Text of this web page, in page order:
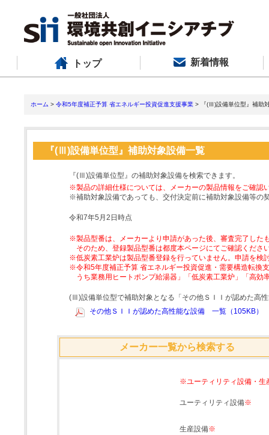
トップ 新着情報
ホーム > 令和5年度補正予算 省エネルギー投資促進支援事業 > 『(Ⅲ)設備単位型』補助
『(Ⅲ)設備単位型』補助対象設備一覧
『(Ⅲ)設備単位型』の補助対象設備を検索できます。
※製品の詳細仕様については、メーカーの製品情報をご確認
※補助対象設備であっても、交付決定前に補助対象設備等の
令和7年5月2日時点
※製品型番は、メーカーより申請があった後、審査完了した
そのため、登録製品型番は都度本ページにてご確認くださ
※低炭素工業炉は製品型番登録を行っていません。申請を検
※令和5年度補正予算 省エネルギー投資促進・需要構造転換
うち業務用ヒートポンプ給湯器」「低炭素工業炉」「高
(Ⅲ)設備単位型で補助対象となる「その他ＳＩＩが認めた高
その他ＳＩＩが認めた高性能な設備 一覧（105KB）
メーカー一覧から検索する
※ユーティリティ設備・生
ユーティリティ設備※
生産設備※